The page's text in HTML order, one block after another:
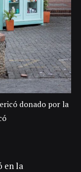
donado por la
en la